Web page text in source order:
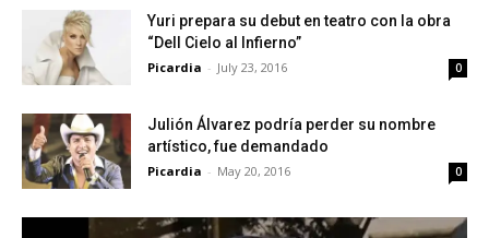
Yuri prepara su debut en teatro con la obra
“Dell Cielo al Infierno”
Picardia - July 23, 2016 0
Julión Álvarez podría perder su nombre
artístico, fue demandado
Picardia - May 20, 2016 0